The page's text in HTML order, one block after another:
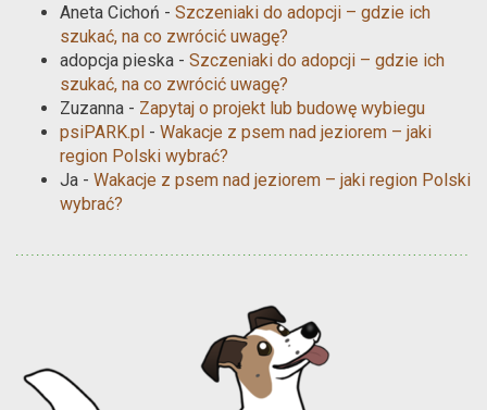
Aneta Cichoń - Szczeniaki do adopcji – gdzie ich
szukać, na co zwrócić uwagę?
adopcja pieska - Szczeniaki do adopcji – gdzie ich
szukać, na co zwrócić uwagę?
Zuzanna - Zapytaj o projekt lub budowę wybiegu
psiPARK.pl - Wakacje z psem nad jeziorem – jaki
region Polski wybrać?
Ja - Wakacje z psem nad jeziorem – jaki region Polski
wybrać?